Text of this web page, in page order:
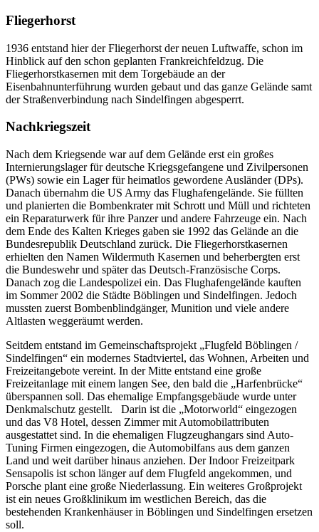
Fliegerhorst
1936 entstand hier der Fliegerhorst der neuen Luftwaffe, schon im
Hinblick auf den schon geplanten Frankreichfeldzug. Die
Fliegerhorstkasernen mit dem Torgebäude an der
Eisenbahnunterführung wurden gebaut und das ganze Gelände samt
der Straßenverbindung nach Sindelfingen abgesperrt.
Nachkriegszeit
Nach dem Kriegsende war auf dem Gelände erst ein großes
Internierungslager für deutsche Kriegsgefangene und Zivilpersonen
(PWs) sowie ein Lager für heimatlos gewordene Ausländer (DPs).
Danach übernahm die US Army das Flughafengelände. Sie füllten
und planierten die Bombenkrater mit Schrott und Müll und richteten
ein Reparaturwerk für ihre Panzer und andere Fahrzeuge ein. Nach
dem Ende des Kalten Krieges gaben sie 1992 das Gelände an die
Bundesrepublik Deutschland zurück. Die Fliegerhorstkasernen
erhielten den Namen Wildermuth Kasernen und beherbergten erst
die Bundeswehr und später das Deutsch-Französische Corps.
Danach zog die Landespolizei ein. Das Flughafengelände kauften
im Sommer 2002 die Städte Böblingen und Sindelfingen. Jedoch
mussten zuerst Bombenblindgänger, Munition und viele andere
Altlasten weggeräumt werden.
Seitdem entstand im Gemeinschaftsprojekt „Flugfeld Böblingen /
Sindelfingen“ ein modernes Stadtviertel, das Wohnen, Arbeiten und
Freizeitangebote vereint. In der Mitte entstand eine große
Freizeitanlage mit einem langen See, den bald die „Harfenbrücke“
überspannen soll. Das ehemalige Empfangsgebäude wurde unter
Denkmalschutz gestellt. Darin ist die „Motorworld“ eingezogen
und das V8 Hotel, dessen Zimmer mit Automobilattributen
ausgestattet sind. In die ehemaligen Flugzeughangars sind Auto-
Tuning Firmen eingezogen, die Automobilfans aus dem ganzen
Land und weit darüber hinaus anziehen. Der Indoor Freizeitpark
Sensapolis ist schon länger auf dem Flugfeld angekommen, und
Porsche plant eine große Niederlassung. Ein weiteres Großprojekt
ist ein neues Großklinikum im westlichen Bereich, das die
bestehenden Krankenhäuser in Böblingen und Sindelfingen ersetzen
soll.